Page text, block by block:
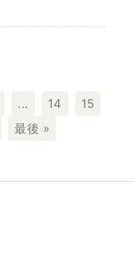
... 14
15
最後 »